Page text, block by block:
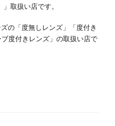
取扱い店です。
の「度無しレンズ」「度付き
度付きレンズ」の取扱い店で